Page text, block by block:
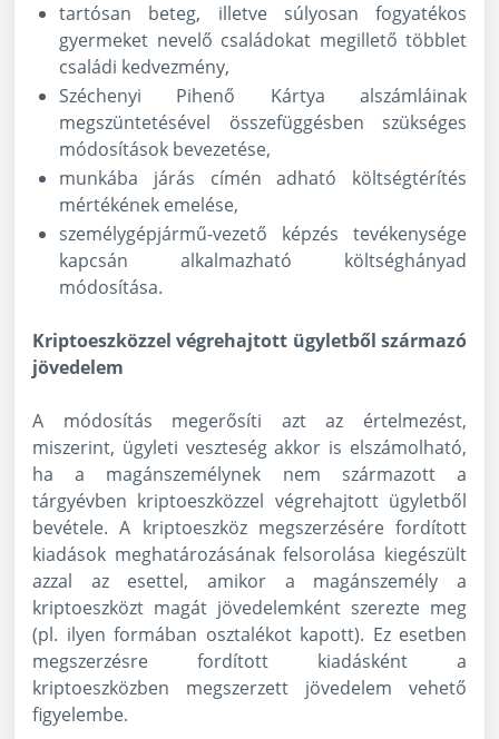
tartósan beteg, illetve súlyosan fogyatékos
gyermeket nevelő családokat megillető többlet
családi kedvezmény,
Széchenyi Pihenő Kártya alszámláinak
megszüntetésével összefüggésben szükséges
módosítások bevezetése,
munkába járás címén adható költségtérítés
mértékének emelése,
személygépjármű-vezető képzés tevékenysége
kapcsán alkalmazható költséghányad
módosítása.
Kriptoeszközzel végrehajtott ügyletből származó
jövedelem
A módosítás megerősíti azt az értelmezést,
miszerint, ügyleti veszteség akkor is elszámolható,
ha a magánszemélynek nem származott a
tárgyévben kriptoeszközzel végrehajtott ügyletből
bevétele. A kriptoeszköz megszerzésére fordított
kiadások meghatározásának felsorolása kiegészült
azzal az esettel, amikor a magánszemély a
kriptoeszközt magát jövedelemként szerezte meg
(pl. ilyen formában osztalékot kapott). Ez esetben
megszerzésre fordított kiadásként a
kriptoeszközben megszerzett jövedelem vehető
figyelembe.